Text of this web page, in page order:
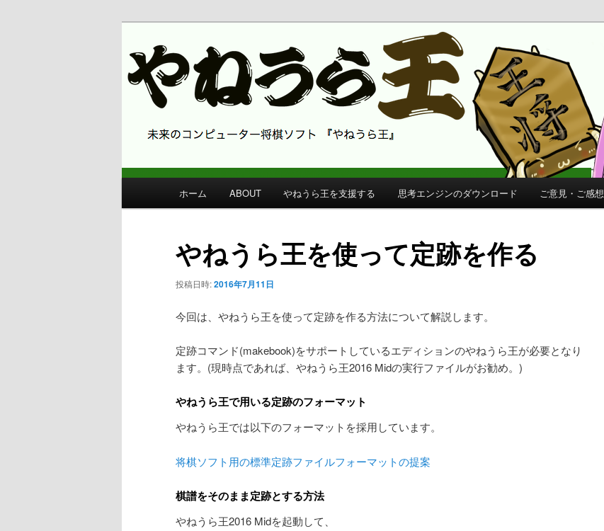
やねうら王 公式サイト
メ
ン
テ
ン
ツ
ホーム ABOUT やねうら王を支援する 思考エンジンのダウンロード ご意見・ご感想
やねうら王を使って定跡を作る
投稿日時:2016年7月11日
今回は、やねうら王を使って定跡を作る方法について解説します。
定跡コマンド(makebook)をサポートしているエディションのやねうら王が必要となり
ます。(現時点であれば、やねうら王2016 Midの実行ファイルがお勧め。)
やねうら王で用いる定跡のフォーマット
やねうら王では以下のフォーマットを採用しています。
将棋ソフト用の標準定跡ファイルフォーマットの提案
棋譜をそのまま定跡とする方法
やねうら王2016 Midを起動して、